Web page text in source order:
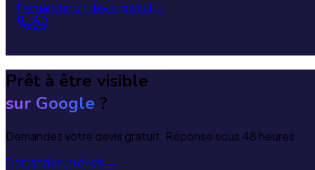
Demander un devis gratuit→
Prêt à être visible
sur Google ?
Demandez votre devis gratuit. Réponse sous 48 heures.
Demander un devis→